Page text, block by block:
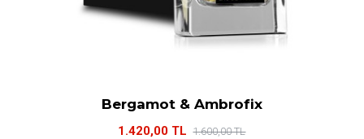
Bergamot & Ambrofix
1.420,00 TL 1.600,00 TL